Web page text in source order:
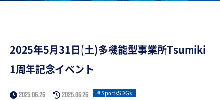
2025年5月31日(土)多機能型事業所Tsumiki
1周年記念イベント
2025.06.26 2025.06.26 SportsSDGs